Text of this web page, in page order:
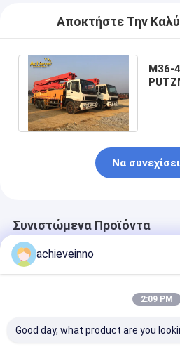
Αποκτήστε Την
M36-
Να συνεχίσει
Συνιστώμενα Προϊόντα
achieveinno
2:09 PM
Good day, what product are you